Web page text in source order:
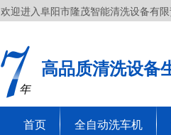
欢迎进入阜阳市隆茂智能清洗设备有限
年
高品质清洗设备
首页 全自动洗车机